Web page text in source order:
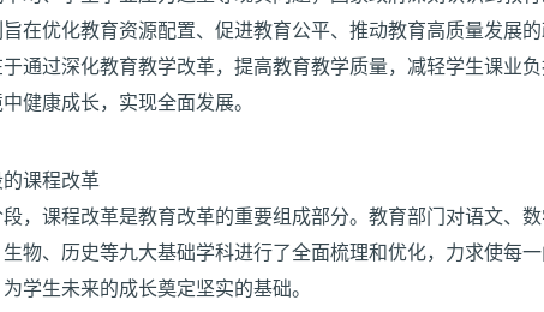
在优化教育资源配置、促进教育公平、推动教育高质量发展
通过深化教育教学改革，提高教育教学质量，减轻学生课业
健康成长，实现全面发展。
课程改革
，课程改革是教育改革的重要组成部分。教育部门对语文、
物、历史等九大基础学科进行了全面梳理和优化，力求使每
学生未来的成长奠定坚实的基础。